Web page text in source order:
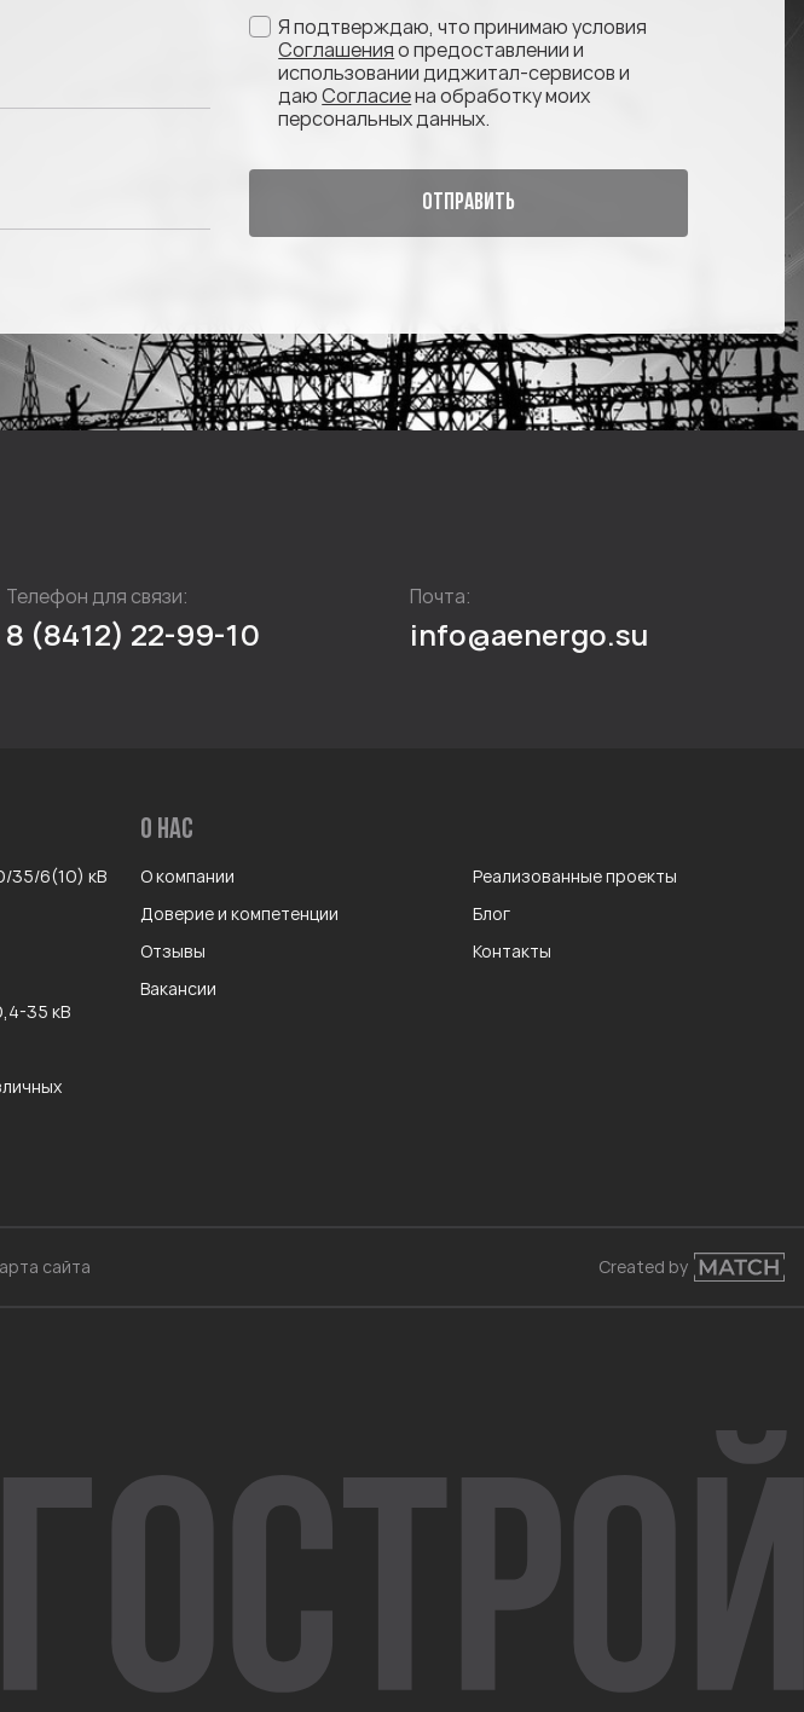
Я подтверждаю, что принимаю условия
Соглашенияо предоставлении и
использовании диджитал-сервисов и
даюСогласиена обработку моих
персональных данных.
ОТПРАВИТЬ
Телефон для связи:
8 (8412) 22-99-10
Почта:
info@aenergo.su
35/6(10) кВ
35 кВ
О НАС
О компании
Доверие и компетенции
Отзывы
Вакансии
Реализованные проекты
Блог
Контакты
сайта Created by